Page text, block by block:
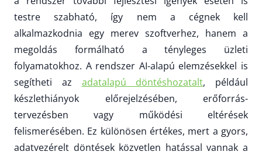
testre szabható, így nem a cégnek kell
alkalmazkodnia egy merev szoftverhez, hanem a
megoldás formálható a tényleges üzleti
folyamatokhoz. A rendszer AI-alapú elemzésekkel is
segítheti az adatalapú döntéshozatalt, például
készlethiányok előrejelzésében, erőforrás-
tervezésben vagy működési eltérések
felismerésében. Ez különösen értékes, mert a gyors,
adatvezérelt döntések közvetlen hatással vannak a